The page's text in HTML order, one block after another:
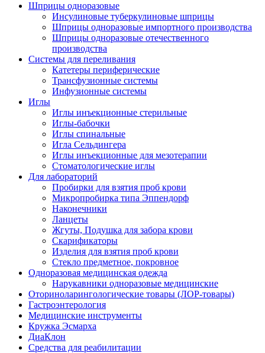
Шприцы одноразовые
Инсулиновые туберкулиновые шприцы
Шприцы одноразовые импортного производства
Шприцы одноразовые отечественного
производства
Системы для переливания
Катетеры периферические
Трансфузионные системы
Инфузионные системы
Иглы
Иглы инъекционные стерильные
Иглы-бабочки
Иглы спинальные
Игла Сельдингера
Иглы инъекционные для мезотерапии
Стоматологические иглы
Для лабораторий
Пробирки для взятия проб крови
Микропробирка типа Эппендорф
Наконечники
Ланцеты
Жгуты, Подушка для забора крови
Скарификаторы
Изделия для взятия проб крови
Стекло предметное, покровное
Одноразовая медицинская одежда
Нарукавники одноразовые медицинские
Оториноларингологические товары (ЛОР-товары)
Гастроэнтерология
Медицинские инструменты
Кружка Эсмарха
ДиаКлон
Средства для реабилитации